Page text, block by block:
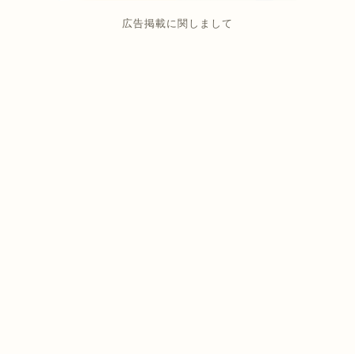
広告掲載に関しまして